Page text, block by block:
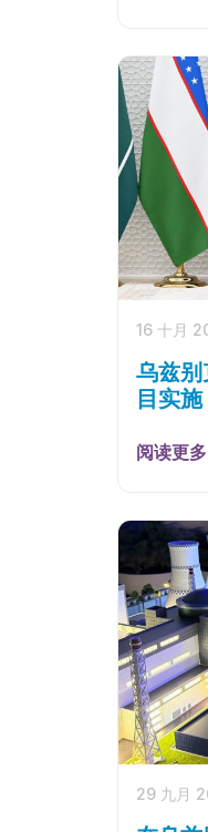
16 十月
乌兹
目实施
阅读更多
29 九月